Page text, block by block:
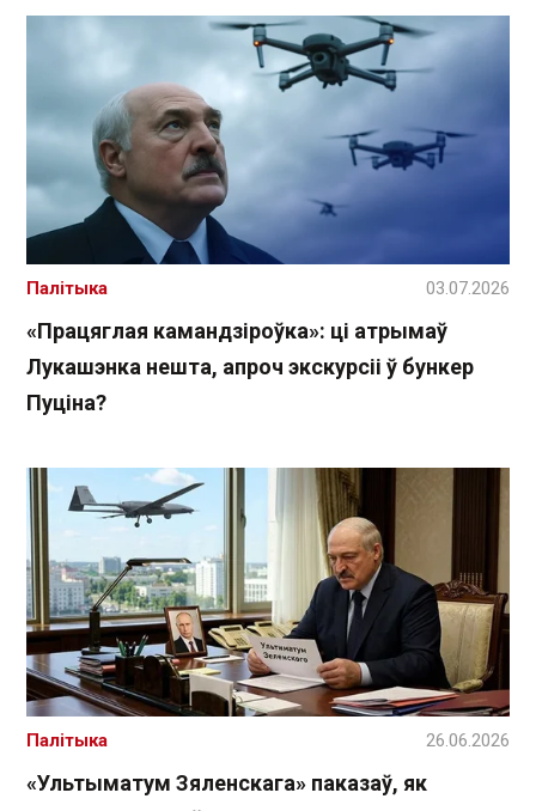
«Працяглая камандзіроўка»: ці атрымаў
Лукашэнка нешта, апроч экскурсіі ў бункер
Пуціна?
Палітыка 03.07.2026
«Ультыматум Зяленскага» паказаў, як
Палітыка 26.06.2026